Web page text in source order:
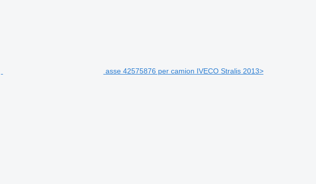
asse 42575876 per camion IVECO Stralis 2013>